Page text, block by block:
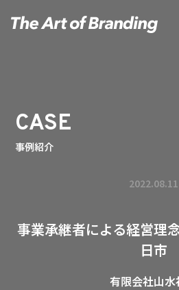
CASE
事例紹介
2022.08.11
事業承継者による経営理
日市
有限会社山水